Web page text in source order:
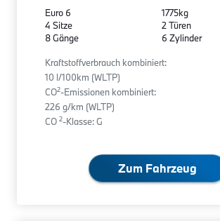
Euro 6
4 Sitze
8 Gänge
1775kg
2 Türen
6 Zylinder
Kraftstoffverbrauch kombiniert:
10 l/100km (WLTP)
CO2-Emissionen kombiniert:
226 g/km (WLTP)
CO 2-Klasse: G
Zum Fahrzeug